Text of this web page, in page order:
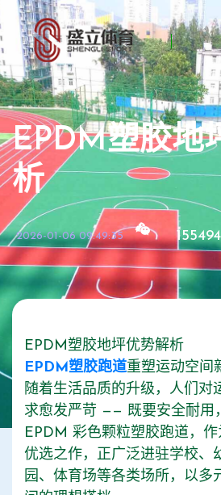
EPDM塑胶地
析
2026-01-06 09:49:35
EPDM塑胶地坪优势解析
EPDM塑胶跑道重塑运动空间
随着生活品质的升级，人们对
求愈发严苛 —— 既要安全耐用
EPDM 彩色颗粒塑胶跑道，
优选之作，正广泛进驻学校、
园、体育场等各类场所，以多